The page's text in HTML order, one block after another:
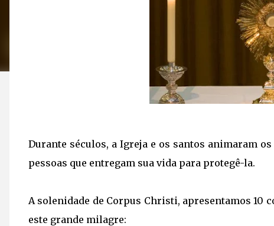
Durante séculos, a Igreja e os santos animaram
pessoas que entregam sua vida para protegê-la.
A solenidade de Corpus Christi, apresentamos 10
este grande milagre: